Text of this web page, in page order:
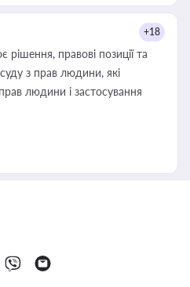
+18
рішення, правові позиції та
з прав людини, які
людини і застосування